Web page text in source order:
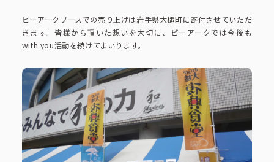
利用規約 プライバシーポリシー
サイトマップ
ピーアークブースでの売り上げは岩手県大槌町に寄付させていただ
きます。皆様から頂いた想いを大切に、ピーアークでは今後も
with you活動を続けてまいります。